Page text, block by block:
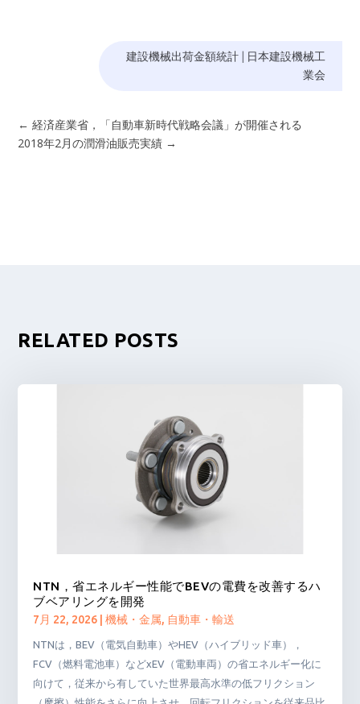
建設機械出荷金額統計| 日本建設機械工
業会
←経済産業省，「自動車新時代戦略会議」が開催される
2018年2月の潤滑油販売実績 →
RELATED POSTS
NTN，省エネルギー性能でBEVの電費を改善するハ
ブベアリングを開発
7月 22, 2026 |機械・金属, 自動車・輸送
NTNは，BEV（電気自動車）やHEV（ハイブリッド車），
FCV（燃料電池車）などxEV（電動車両）の省エネルギー化に
向けて，従来から有していた世界最高水準の低フリクション